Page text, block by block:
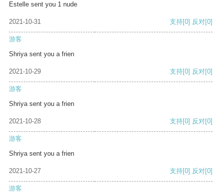
Estelle sent you 1 nude
2021-10-31 支持[0] 反对[0]
游客
Shriya sent you a frien
2021-10-29 支持[0] 反对[0]
游客
Shriya sent you a frien
2021-10-28 支持[0] 反对[0]
游客
Shriya sent you a frien
2021-10-27 支持[0] 反对[0]
游客